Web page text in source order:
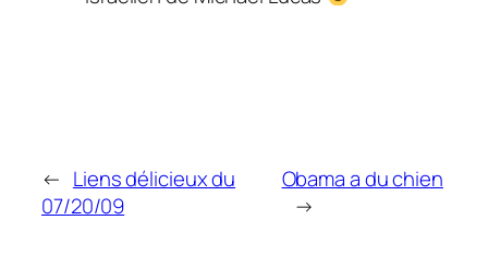
← Liens délicieux du
07/20/09
Obama a du chien
→